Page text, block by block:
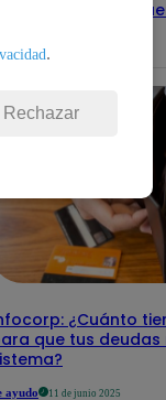
como pobre, de
¿Cuánto
que tus deudas
ayudo 11 de junio 2025
.
Rechazar